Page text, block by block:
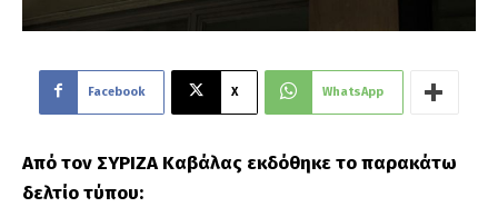
Facebook X WhatsApp
Από τον ΣΥΡΙΖΑ Καβάλας εκδόθηκε το παρακάτω
δελτίο τύπου: